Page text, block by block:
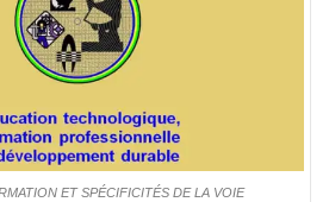
ET SPÉCIFICITÉS DE LA VOIE